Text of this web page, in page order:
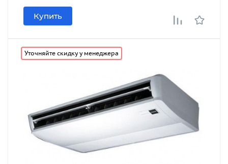
Купить
Уточняйте скидку у менеджера